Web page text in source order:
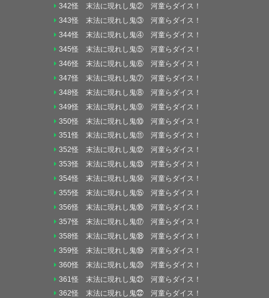
342怪 末法に現れし鬼② 河童らダイス！
343怪 末法に現れし鬼③ 河童らダイス！
344怪 末法に現れし鬼④ 河童らダイス！
345怪 末法に現れし鬼⑤ 河童らダイス！
346怪 末法に現れし鬼⑥ 河童らダイス！
347怪 末法に現れし鬼⑦ 河童らダイス！
348怪 末法に現れし鬼⑧ 河童らダイス！
349怪 末法に現れし鬼⑨ 河童らダイス！
350怪 末法に現れし鬼⑩ 河童らダイス！
351怪 末法に現れし鬼⑪ 河童らダイス！
352怪 末法に現れし鬼⑫ 河童らダイス！
353怪 末法に現れし鬼⑬ 河童らダイス！
354怪 末法に現れし鬼⑭ 河童らダイス！
355怪 末法に現れし鬼⑮ 河童らダイス！
356怪 末法に現れし鬼⑯ 河童らダイス！
357怪 末法に現れし鬼⑰ 河童らダイス！
358怪 末法に現れし鬼⑱ 河童らダイス！
359怪 末法に現れし鬼⑲ 河童らダイス！
360怪 末法に現れし鬼⑳ 河童らダイス！
361怪 末法に現れし鬼㉑ 河童らダイス！
362怪 末法に現れし鬼㉒ 河童らダイス！